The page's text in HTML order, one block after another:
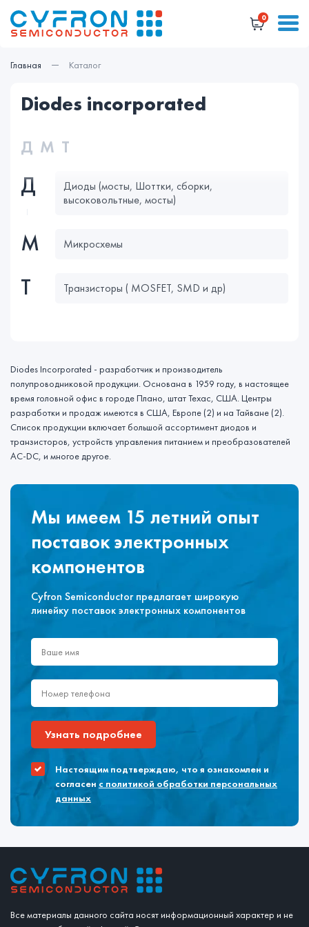
0
Главная Каталог
diodes incorporated
Д М Т
Д
Диоды (мосты, Шоттки, сборки,
высоковольтные, мосты)
М Микросхемы
Т Транзисторы ( MOSFET, SMD и др)
Diodes Incorporated - разработчик и производитель
полупроводниковой продукции. Основана в 1959 году, в настоящее
время головной офис в городе Плано, штат Техас, США. Центры
разработки и продаж имеются в США, Европе (2) и на Тайване (2).
Список продукции включает большой ассортимент диодов и
транзисторов, устройств управления питанием и преобразователей
AC-DC, и многое другое.
Мы имеем 15 летний опыт
поставок электронных
компонентов
Cyfron Semiconductor предлагает широкую
линейку поставок электронных компонентов
Узнать подробнее
Настоящим подтверждаю, что я ознакомлен и
согласен с политикой обработки персональных
данных
Все материалы данного сайта носят информационный характер и не